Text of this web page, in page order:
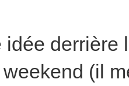
idée derrière
(il